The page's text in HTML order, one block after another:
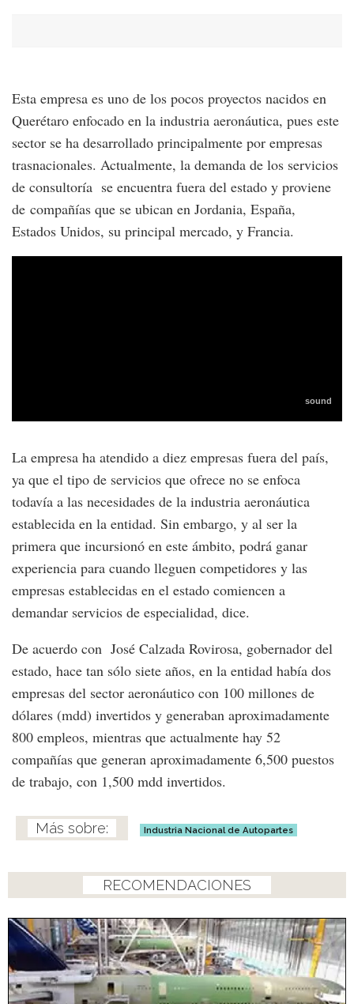
Esta empresa es uno de los pocos proyectos nacidos en
Querétaro enfocado en la industria aeronáutica, pues este
sector se ha desarrollado principalmente por empresas
trasnacionales. Actualmente, la demanda de los servicios
de consultoría se encuentra fuera del estado y proviene
de compañías que se ubican en Jordania, España,
Estados Unidos, su principal mercado, y Francia.
La empresa ha atendido a diez empresas fuera del país,
ya que el tipo de servicios que ofrece no se enfoca
todavía a las necesidades de la industria aeronáutica
establecida en la entidad. Sin embargo, y al ser la
primera que incursionó en este ámbito, podrá ganar
experiencia para cuando lleguen competidores y las
empresas establecidas en el estado comiencen a
demandar servicios de especialidad, dice.
De acuerdo con José Calzada Rovirosa, gobernador del
estado, hace tan sólo siete años, en la entidad había dos
empresas del sector aeronáutico con 100 millones de
dólares (mdd) invertidos y generaban aproximadamente
800 empleos, mientras que actualmente hay 52
compañías que generan aproximadamente 6,500 puestos
de trabajo, con 1,500 mdd invertidos.
Industria Nacional de Autopartes
RECOMENDACIONES